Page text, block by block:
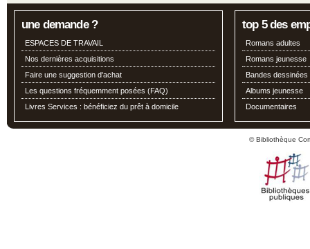
une demande ?
ESPACES DE TRAVAIL
Nos dernières acquisitions
Faire une suggestion d'achat
Les questions fréquemment posées (FAQ)
Livres Services : bénéficiez du prêt à domicile
top 5 des
Romans adultes
Romans jeunesse
Bandes dessinées
Albums jeunesse
Documentaires
© Bibliothèque